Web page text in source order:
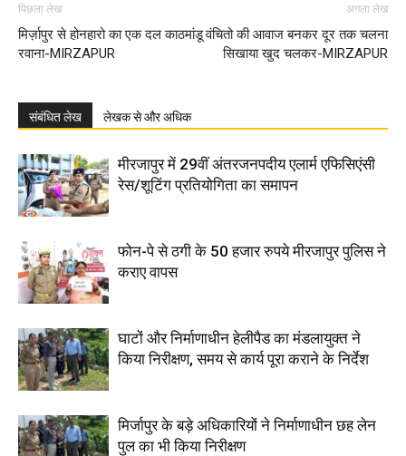
पिछला लेख
मिर्ज़ापुर से होनहारो का एक दल काठमांडू
रवाना-MIRZAPUR
अगला लेख
वंचितो की आवाज बनकर दूर तक चलना
सिखाया खुद चलकर-MIRZAPUR
संबंधित लेख लेखक से और अधिक
मीरजापुर में 29वीं अंतरजनपदीय एलार्म एफिसिएंसी
रेस/शूटिंग प्रतियोगिता का समापन
फोन-पे से ठगी के 50 हजार रुपये मीरजापुर पुलिस ने
कराए वापस
घाटों और निर्माणाधीन हेलीपैड का मंडलायुक्त ने
किया निरीक्षण, समय से कार्य पूरा कराने के निर्देश
मिर्जापुर के बड़े अधिकारियों ने निर्माणाधीन छह लेन
पुल का भी किया निरीक्षण